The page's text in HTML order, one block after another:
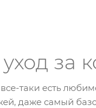
за
таки есть
даже самый